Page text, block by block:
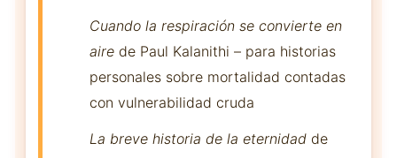
Cuando la respiración se convierte en
aire de Paul Kalanithi – para historias
personales sobre mortalidad contadas
con vulnerabilidad cruda
La breve historia de la eternidad de